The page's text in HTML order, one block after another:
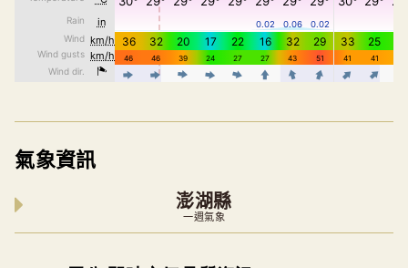
氣象資訊
澎湖縣
一週氣象